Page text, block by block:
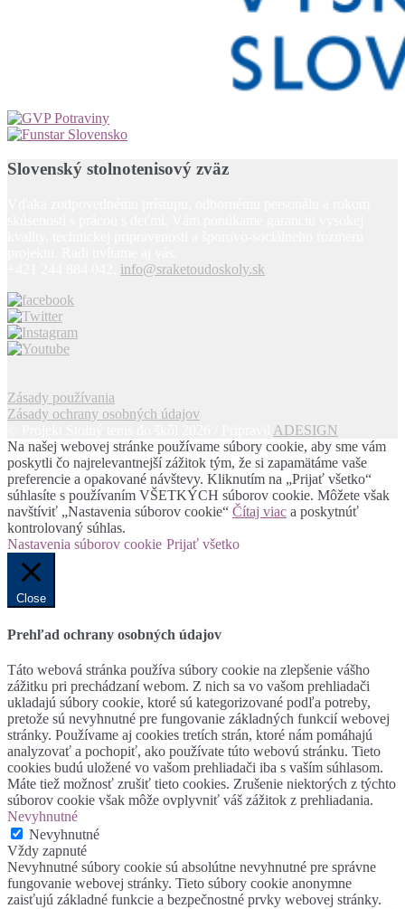
Slovenský stolnotenisový zväz
info@sraketoudoskoly.sk
Zásady používania
Zásady ochrany osobných údajov
ADESIGN
Na našej webovej stránke používame súbory cookie, aby sme vám
poskytli čo najrelevantnejší zážitok tým, že si zapamätáme vaše
preferencie a opakované návštevy. Kliknutím na „Prijať všetko“
súhlasíte s používaním VŠETKÝCH súborov cookie. Môžete však
navštíviť „Nastavenia súborov cookie“ Čítaj viac a poskytnúť
kontrolovaný súhlas.
Nastavenia súborov cookie Prijať všetko
Close
Prehľad ochrany osobných údajov
Táto webová stránka používa súbory cookie na zlepšenie vášho
zážitku pri prechádzaní webom. Z nich sa vo vašom prehliadači
ukladajú súbory cookie, ktoré sú kategorizované podľa potreby,
pretože sú nevyhnutné pre fungovanie základných funkcií webovej
stránky. Používame aj cookies tretích strán, ktoré nám pomáhajú
analyzovať a pochopiť, ako používate túto webovú stránku. Tieto
cookies budú uložené vo vašom prehliadači iba s vaším súhlasom.
Máte tiež možnosť zrušiť tieto cookies. Zrušenie niektorých z týchto
súborov cookie však môže ovplyvniť váš zážitok z prehliadania.
Nevyhnutné
Nevyhnutné
Vždy zapnuté
Nevyhnutné súbory cookie sú absolútne nevyhnutné pre správne
fungovanie webovej stránky. Tieto súbory cookie anonymne
zaisťujú základné funkcie a bezpečnostné prvky webovej stránky.